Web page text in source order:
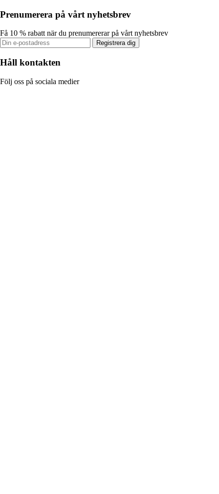
Prenumerera på vårt nyhetsbrev
Få 10 % rabatt när du prenumererar på vårt nyhetsbrev
Registrera dig
Håll kontakten
Följ oss på sociala medier